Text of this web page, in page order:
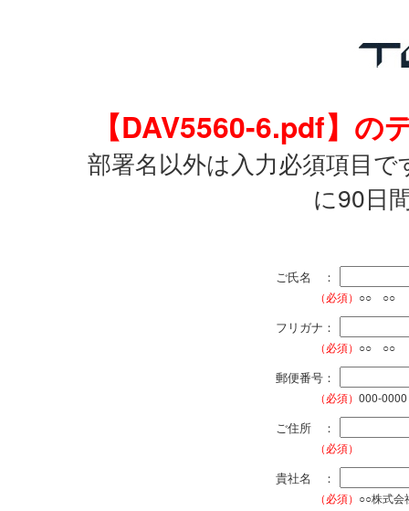
【DAV5560-6.pdf】
部署名以外は入力必須項目
に90日
ご氏名 ：
（必須） ○○ ○○
フリガナ：
（必須） ○○ ○○
郵便番号：
（必須） 000-0000
ご住所 ：
（必須）
貴社名 ：
（必須） ○○株式会